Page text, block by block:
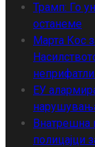
Трамп: Го
останеме
Марта Кос
ЕУ
Внатрешна
полицајци